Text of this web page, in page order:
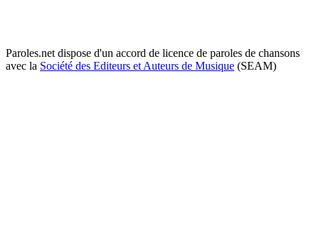
Paroles.net dispose d'un accord de licence de paroles de chansons
avec la Société des Editeurs et Auteurs de Musique (SEAM)